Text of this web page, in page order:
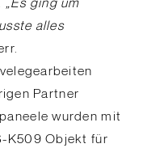
„Es ging um
alles
Partner
wurden mit
K509 Objekt für